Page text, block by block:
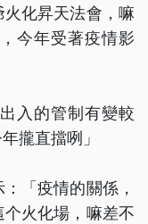
化昇天法會，嘛
今年受著疫情影
入的管制有變較
攏直擋咧」
「疫情的關係，
火化場，嘛差不